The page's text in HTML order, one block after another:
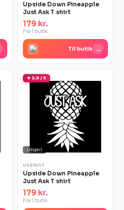
Upside Down Pineapple
Just Ask T shirt
179 kr.
Fra 1 butik
Til butik →
★ 3,9 / 5
Lingeri
UKENDT
Upside Down Pineapple
Just Ask T shirt
179 kr.
Fra 1 butik